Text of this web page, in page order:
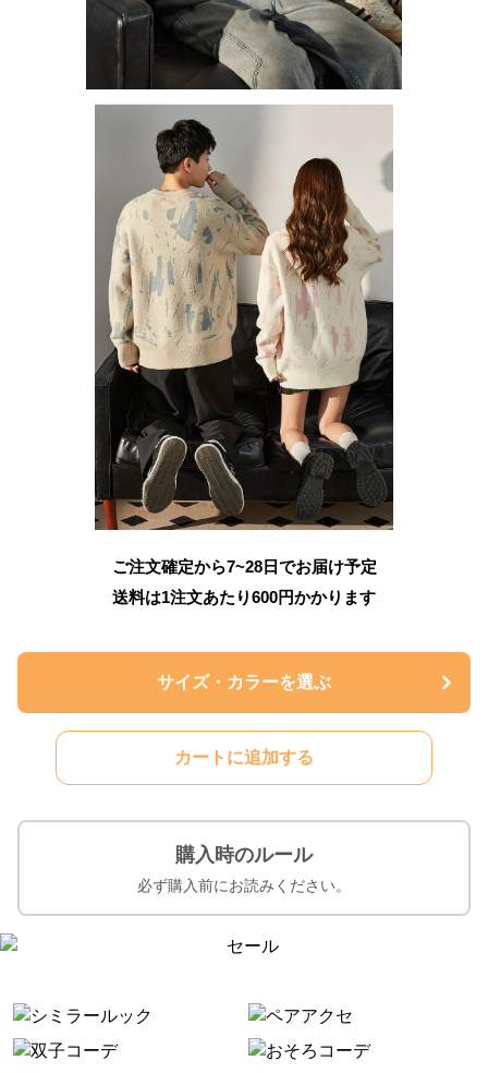
ご注文確定から7~28日でお届け予定
送料は1注文あたり600円かかります
サイズ・カラーを選ぶ
カートに追加する
購入時のルール
必ず購入前にお読みください。